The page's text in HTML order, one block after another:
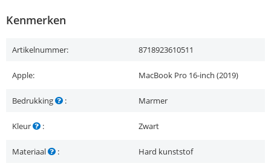
Kenmerken
Artikelnummer: 8718923610511
Apple: MacBook Pro 16-inch (2019)
Bedrukking : Marmer
Kleur : Zwart
Materiaal : Hard kunststof